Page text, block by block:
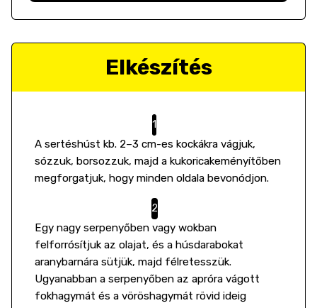
Elkészítés
A sertéshúst kb. 2–3 cm-es kockákra vágjuk,
sózzuk, borsozzuk, majd a kukoricakeményítőben
megforgatjuk, hogy minden oldala bevonódjon.
Egy nagy serpenyőben vagy wokban
felforrósítjuk az olajat, és a húsdarabokat
aranybarnára sütjük, majd félretesszük.
Ugyanabban a serpenyőben az apróra vágott
fokhagymát és a vöröshagymát rövid ideig